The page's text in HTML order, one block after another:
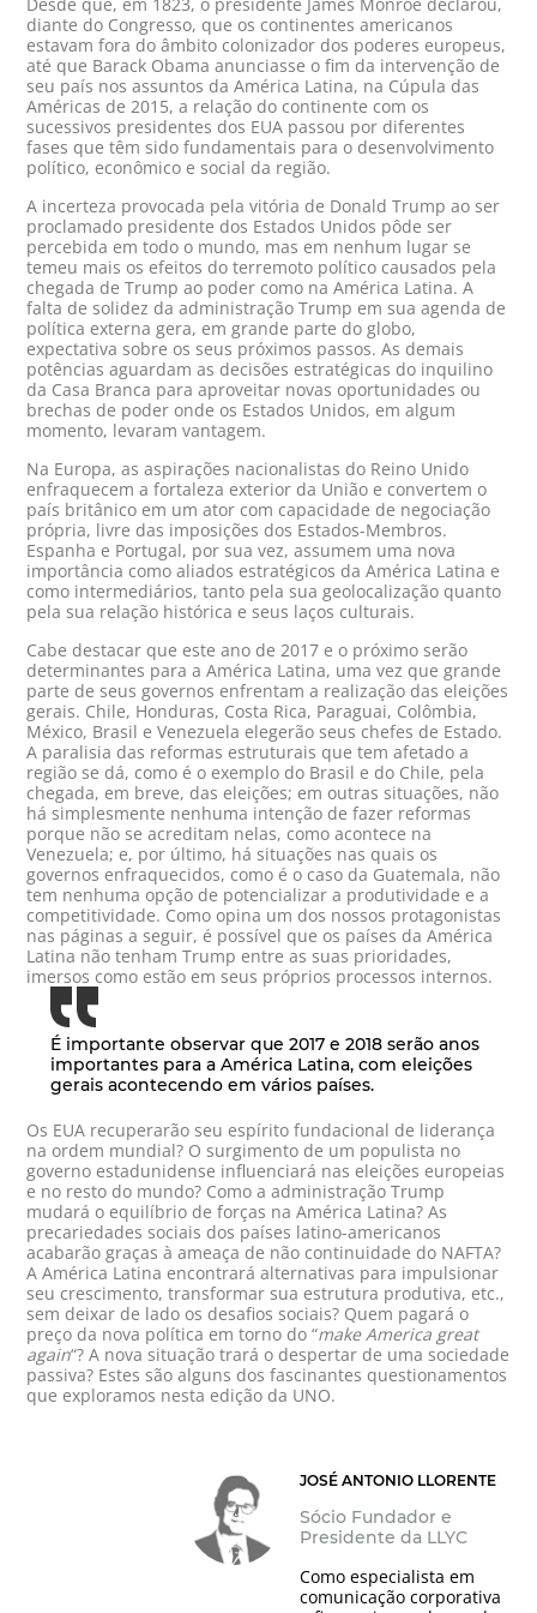
diante do Congresso, que os continentes americanos
estavam fora do âmbito colonizador dos poderes europeus,
até que Barack Obama anunciasse o fim da intervenção de
seu país nos assuntos da América Latina, na Cúpula das
Américas de 2015, a relação do continente com os
sucessivos presidentes dos EUA passou por diferentes
fases que têm sido fundamentais para o desenvolvimento
político, econômico e social da região.
A incerteza provocada pela vitória de Donald Trump ao ser
proclamado presidente dos Estados Unidos pôde ser
percebida em todo o mundo, mas em nenhum lugar se
temeu mais os efeitos do terremoto político causados pela
chegada de Trump ao poder como na América Latina. A
falta de solidez da administração Trump em sua agenda de
política externa gera, em grande parte do globo,
expectativa sobre os seus próximos passos. As demais
potências aguardam as decisões estratégicas do inquilino
da Casa Branca para aproveitar novas oportunidades ou
brechas de poder onde os Estados Unidos, em algum
momento, levaram vantagem.
Na Europa, as aspirações nacionalistas do Reino Unido
enfraquecem a fortaleza exterior da União e convertem o
país britânico em um ator com capacidade de negociação
própria, livre das imposições dos Estados-Membros.
Espanha e Portugal, por sua vez, assumem uma nova
importância como aliados estratégicos da América Latina e
como intermediários, tanto pela sua geolocalização quanto
pela sua relação histórica e seus laços culturais.
Cabe destacar que este ano de 2017 e o próximo serão
determinantes para a América Latina, uma vez que grande
parte de seus governos enfrentam a realização das eleições
gerais. Chile, Honduras, Costa Rica, Paraguai, Colômbia,
México, Brasil e Venezuela elegerão seus chefes de Estado.
A paralisia das reformas estruturais que tem afetado a
região se dá, como é o exemplo do Brasil e do Chile, pela
chegada, em breve, das eleições; em outras situações, não
há simplesmente nenhuma intenção de fazer reformas
porque não se acreditam nelas, como acontece na
Venezuela; e, por último, há situações nas quais os
governos enfraquecidos, como é o caso da Guatemala, não
tem nenhuma opção de potencializar a produtividade e a
competitividade. Como opina um dos nossos protagonistas
nas páginas a seguir, é possível que os países da América
Latina não tenham Trump entre as suas prioridades,
imersos como estão em seus próprios processos internos.
É importante observar que 2017 e 2018 serão anos
importantes para a América Latina, com eleições
gerais acontecendo em vários países.
Os EUA recuperarão seu espírito fundacional de liderança
na ordem mundial? O surgimento de um populista no
governo estadunidense influenciará nas eleições europeias
e no resto do mundo? Como a administração Trump
mudará o equilíbrio de forças na América Latina? As
precariedades sociais dos países latino-americanos
acabarão graças à ameaça de não continuidade do NAFTA?
A América Latina encontrará alternativas para impulsionar
seu crescimento, transformar sua estrutura produtiva, etc.,
sem deixar de lado os desafios sociais? Quem pagará o
preço da nova política em torno do “make America great
again“? A nova situação trará o despertar de uma sociedade
passiva? Estes são alguns dos fascinantes questionamentos
que exploramos nesta edição da UNO.
JOSÉ ANTONIO LLORENTE
Sócio Fundador e
Presidente da LLYC
Como especialista em
comunicação corporativa